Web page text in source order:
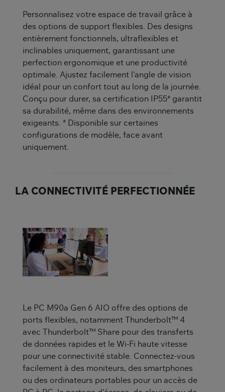
Personnalisez votre espace de travail grâce à
des options de support flexibles. Des designs
entièrement fonctionnels, ultraflexibles et
inclinables uniquement, garantissant une
perfection ergonomique et une productivité
optimale. Ajustez facilement l'angle de vision
idéal pour un confort tout au long de la journée.
Conçu pour durer, sa certification IP55* garantit
sa durabilité, même dans des environnements
exigeants. * Disponible sur certaines
configurations de modèle, face avant
uniquement.
LA CONNECTIVITÉ PERFECTIONNÉE
Le PC M90a Gen 6 AIO offre des options de
ports flexibles, notamment Thunderbolt™ 4
avec Thunderbolt™ Share pour des transferts
de données rapides et le Wi-Fi haute vitesse
pour une connectivité stable. Connectez-vous
facilement à des moniteurs, des smartphones
ou des ordinateurs portables pour un accès de